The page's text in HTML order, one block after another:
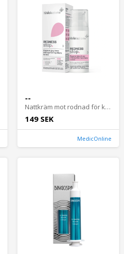
--
Nattkräm mot rodnad för känslig hud och rosacea
149 SEK
MedicOnline